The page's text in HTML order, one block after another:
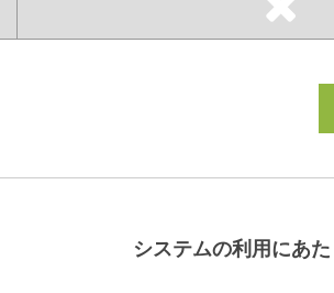
システムの利用にあ